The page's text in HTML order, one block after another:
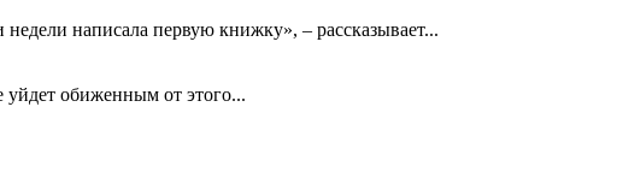
написала первую книжку», – рассказывает...
уйдет обиженным от этого...